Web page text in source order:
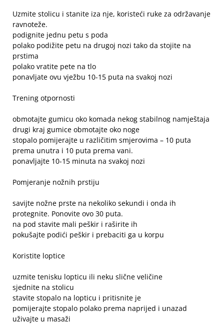
Uzmite stolicu i stanite iza nje, koristeći ruke za održavanje
ravnoteže.
podignite jednu petu s poda
polako podižite petu na drugoj nozi tako da stojite na
prstima
polako vratite pete na tlo
ponavljate ovu vježbu 10-15 puta na svakoj nozi
Trening otpornosti
obmotajte gumicu oko komada nekog stabilnog namještaja
drugi kraj gumice obmotajte oko noge
stopalo pomijerajte u različitim smjerovima – 10 puta
prema unutra i 10 puta prema vani.
ponavljajte 10-15 minuta na svakoj nozi
Pomjeranje nožnih prstiju
savijte nožne prste na nekoliko sekundi i onda ih
protegnite. Ponovite ovo 30 puta.
na pod stavite mali peškir i raširite ih
pokušajte podići peškir i prebaciti ga u korpu
Koristite loptice
uzmite tenisku lopticu ili neku slične veličine
sjednite na stolicu
stavite stopalo na lopticu i pritisnite je
pomijerajte stopalo polako prema naprijed i unazad
uživajte u masaži